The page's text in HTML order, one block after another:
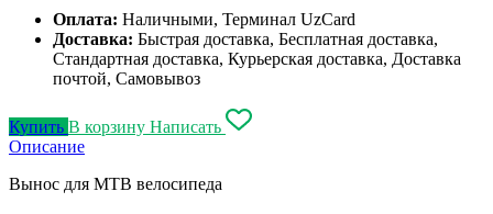
Оплата: Наличными, Терминал UzCard
Доставка: Быстрая доставка, Бесплатная доставка,
Стандартная доставка, Курьерская доставка, Доставка
почтой, Самовывоз
Купить В корзину Написать
Описание
Вынос для MTB велосипеда